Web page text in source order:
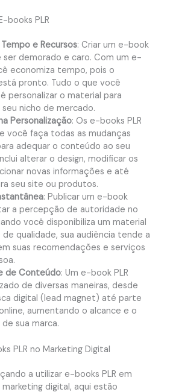
books PLR
e Recursos: Criar um e-book
ser demorado e caro. Com um e-
economiza tempo, pois o
pronto. Tudo o que você
personalizar o material para
nicho de mercado.
Personalização: Os e-books PLR
você faça todas as mudanças
adequar o conteúdo ao seu
alterar o design, modificar os
novas informações e até
seu site ou produtos.
: Publicar um e-book
a percepção de autoridade no
você disponibiliza um material
qualidade, sua audiência tende a
suas recomendações e serviços
de Conteúdo: Um e-book PLR
de diversas maneiras, desde
digital (lead magnet) até parte
aumentando o alcance e o
sua marca.
PLR no Marketing Digital
a utilizar e-books PLR em
digital, aqui estão